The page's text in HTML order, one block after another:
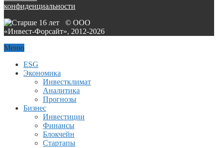
конфиденциальности
© ООО
«Инвест-Форсайт», 2012-2026
Меню
ESG
Экономика
Инвестклимат
Аналитика
Прогнозы
Бизнес
Инвестиции
Финансы
Блокчейн
Стартапы